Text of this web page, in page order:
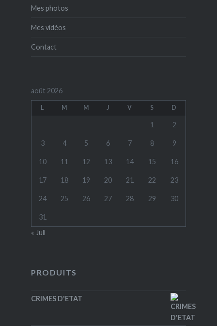
Mes photos
Mes vidéos
Contact
août 2026
L M M J V S D
1 2
3 4 5 6 7 8 9
10 11 12 13 14 15 16
17 18 19 20 21 22 23
24 25 26 27 28 29 30
31
« Juil
PRODUITS
CRIMES D'ETAT